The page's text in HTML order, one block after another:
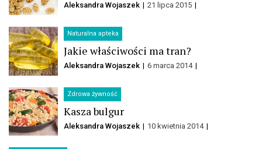
Aleksandra Wojaszek 21 lipca 2015
Naturalna apteka
Jakie właściwości ma tran?
Aleksandra Wojaszek 6 marca 2014
Zdrowa żywność
Kasza bulgur
Aleksandra Wojaszek 10 kwietnia 2014